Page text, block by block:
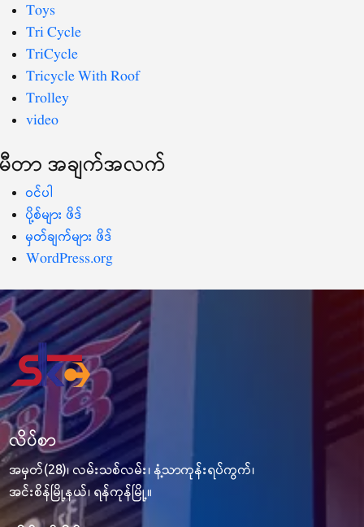
Toys
Tri Cycle
TriCycle
Tricycle With Roof
Trolley
video
မီတာ အချက်အလက်
ဝင်ပါ
ပို့စ်များ ဖိဒ်
မှတ်ချက်များ ဖိဒ်
WordPress.org
လိပ်စာ
အမှတ်(28)၊ လမ်းသစ်လမ်း၊ နံ့သာကုန်းရပ်ကွက်၊
အင်းစိန်မြို့နယ်၊ ရန်ကုန်မြို့။